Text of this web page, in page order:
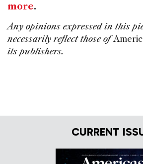
more.
Any opinions expressed in this
necessarily reflect those of
its publishers.
CURRENT